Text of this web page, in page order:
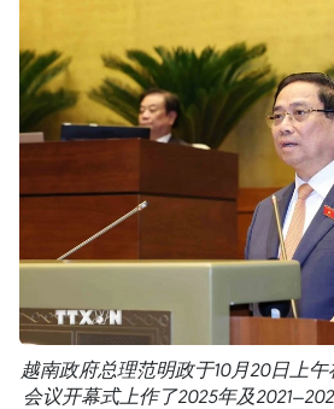
越南政府总理范明政于10月20日上
会议开幕式上作了2025年及